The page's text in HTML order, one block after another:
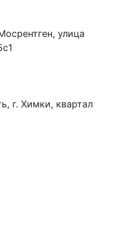
улица
г. Химки, квартал